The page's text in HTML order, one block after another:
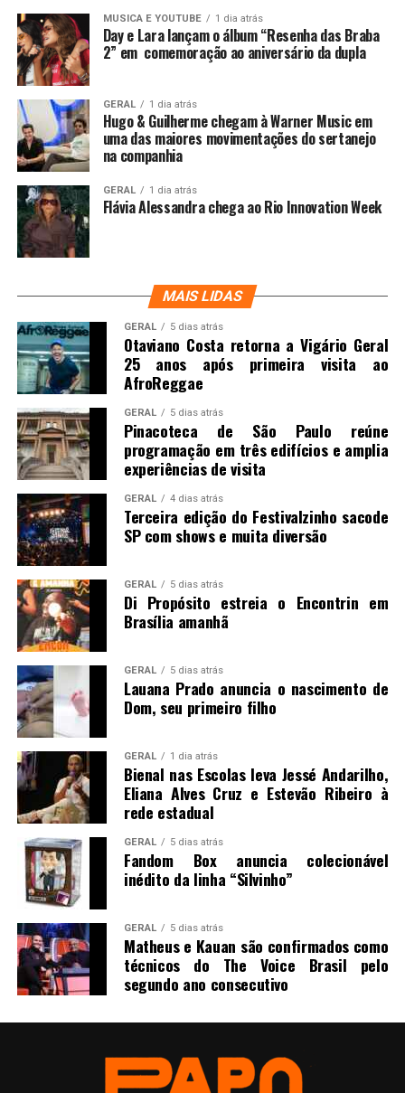
MUSICA E YOUTUBE 1 dia atrás
Day e Lara lançam o álbum “Resenha das Braba
2” em comemoração ao aniversário da dupla
GERAL 1 dia atrás
Hugo & Guilherme chegam à Warner Music em
uma das maiores movimentações do sertanejo
na companhia
GERAL 1 dia atrás
Flávia Alessandra chega ao Rio Innovation Week
MAIS LIDAS
GERAL 5 dias atrás
Otaviano Costa retorna a Vigário Geral
25 anos após primeira visita ao
AfroReggae
GERAL 5 dias atrás
Pinacoteca de São Paulo reúne
programação em três edifícios e amplia
experiências de visita
GERAL 4 dias atrás
Terceira edição do Festivalzinho sacode
SP com shows e muita diversão
GERAL 5 dias atrás
Di Propósito estreia o Encontrin em
Brasília amanhã
GERAL 5 dias atrás
Lauana Prado anuncia o nascimento de
Dom, seu primeiro filho
GERAL 1 dia atrás
Bienal nas Escolas leva Jessé Andarilho,
Eliana Alves Cruz e Estevão Ribeiro à
rede estadual
GERAL 5 dias atrás
Fandom Box anuncia colecionável
inédito da linha “Silvinho”
GERAL 5 dias atrás
Matheus e Kauan são confirmados como
técnicos do The Voice Brasil pelo
segundo ano consecutivo